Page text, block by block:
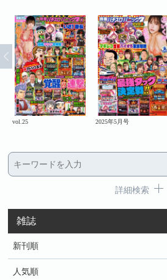
vol.25 2025年5月号
詳細検索
雑誌
新刊順
人気順